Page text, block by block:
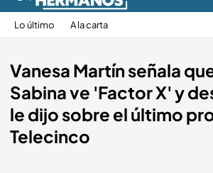
Lo último A la carta
Vanesa Martín señala
Sabina ve 'Factor X' y
le dijo sobre el último
Telecinco